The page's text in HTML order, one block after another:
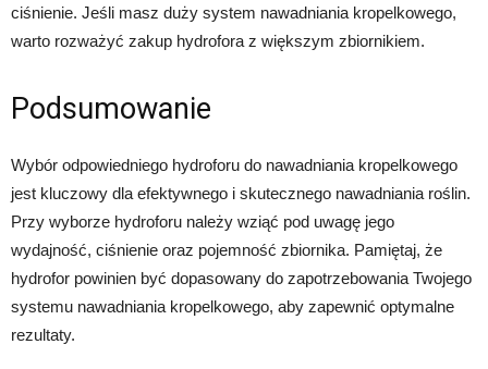
ciśnienie. Jeśli masz duży system nawadniania kropelkowego,
warto rozważyć zakup hydrofora z większym zbiornikiem.
Podsumowanie
Wybór odpowiedniego hydroforu do nawadniania kropelkowego
jest kluczowy dla efektywnego i skutecznego nawadniania roślin.
Przy wyborze hydroforu należy wziąć pod uwagę jego
wydajność, ciśnienie oraz pojemność zbiornika. Pamiętaj, że
hydrofor powinien być dopasowany do zapotrzebowania Twojego
systemu nawadniania kropelkowego, aby zapewnić optymalne
rezultaty.